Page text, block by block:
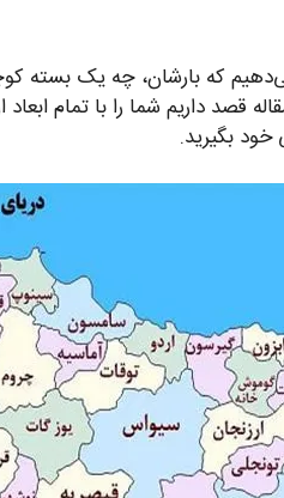
که بارشان، چه یک بسته
قصد داریم شما را با تمام
خود بگیرید.